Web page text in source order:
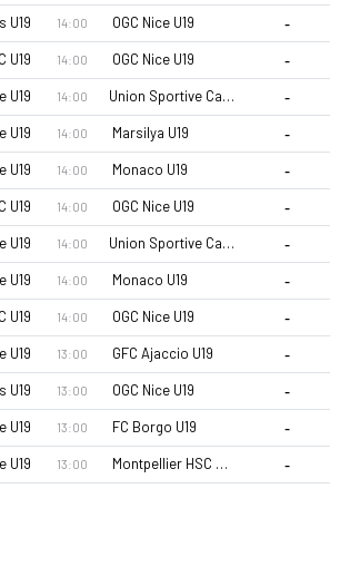
sezonu | Championnat National U19
U19 14:00 OGC Nice U19 -
U19 14:00 OGC Nice U19 -
U19 14:00 Union Sportive Cap D Ail U19 -
U19 14:00 Marsilya U19 -
U19 14:00 Monaco U19 -
U19 14:00 OGC Nice U19 -
U19 14:00 Union Sportive Cap D Ail U19 -
U19 14:00 Monaco U19 -
U19 14:00 OGC Nice U19 -
U19 13:00 GFC Ajaccio U19 -
U19 13:00 OGC Nice U19 -
U19 13:00 FC Borgo U19 -
U19 13:00 Montpellier HSC U19 -